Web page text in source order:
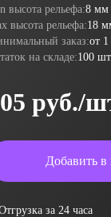
высота рельефа:8 мм
высота рельефа:18
заказ:от
на складе:100
руб./
Добавить в
за 24 часа